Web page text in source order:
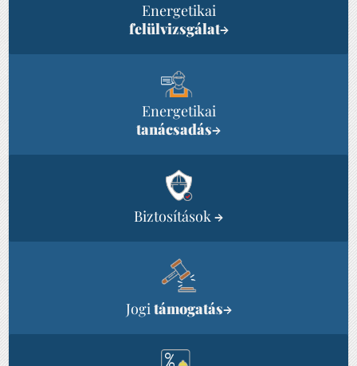
Energetikai
felülvizsgálat→
Energetikai
tanácsadás→
Biztosítások→
Jogi támogatás→